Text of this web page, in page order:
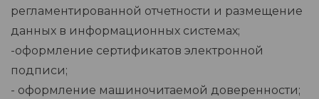
регламентированной отчетности и размещение
данных в информационных системах;
-оформление сертификатов электронной
подписи;
- оформление машиночитаемой доверенности;